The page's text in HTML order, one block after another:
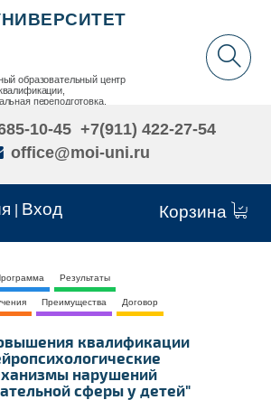
Вход Корзина
образовательный центр
переподготовка,
10-45 +7(911) 422-27-54
office@moi-uni.ru
Результаты
Преимущества Договор
квалификации
нарушений
сферы у детей"